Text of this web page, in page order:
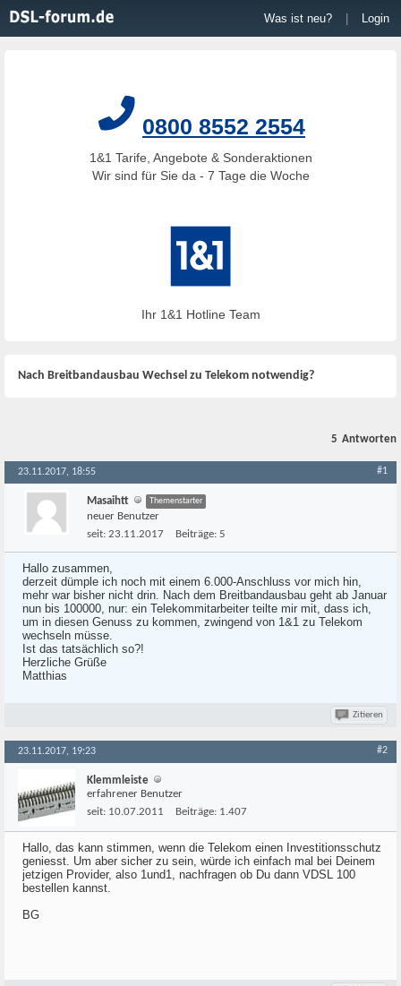
Was ist neu? Login
0800 8552 2554
1&1 Tarife, Angebote & Sonderaktionen
Wir sind für Sie da - 7 Tage die Woche
Ihr 1&1 Hotline Team
Nach Breitbandausbau Wechsel zu Telekom notwendig?
5 Antworten
23.11.2017, 18:55 #1
Masaihtt Themenstarter
neuer Benutzer
seit: 23.11.2017 Beiträge: 5
Hallo zusammen,
derzeit dümple ich noch mit einem 6.000-Anschluss vor mich hin,
mehr war bisher nicht drin. Nach dem Breitbandausbau geht ab Januar
nun bis 100000, nur: ein Telekommitarbeiter teilte mir mit, dass ich,
um in diesen Genuss zu kommen, zwingend von 1&1 zu Telekom
wechseln müsse.
Ist das tatsächlich so?!
Herzliche Grüße
Matthias
Zitieren
23.11.2017, 19:23 #2
Klemmleiste
erfahrener Benutzer
seit: 10.07.2011 Beiträge: 1.407
Hallo, das kann stimmen, wenn die Telekom einen Investitionsschutz
geniesst. Um aber sicher zu sein, würde ich einfach mal bei Deinem
jetzigen Provider, also 1und1, nachfragen ob Du dann VDSL 100
bestellen kannst.
BG